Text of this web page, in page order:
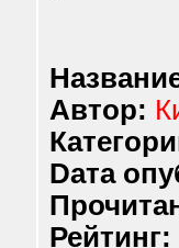
Автор:
Dата
Рейтинг: